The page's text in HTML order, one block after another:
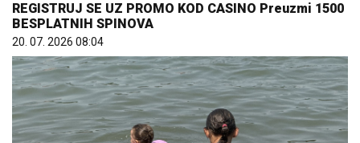
REGISTRUJ SE UZ PROMO KOD CASINO Preuzmi 1500
BESPLATNIH SPINOVA
20. 07. 2026 08:04